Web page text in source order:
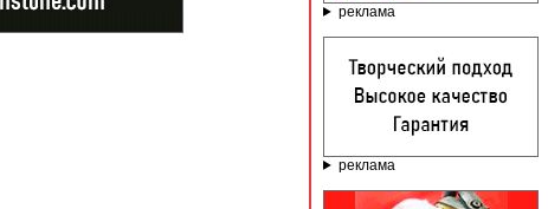
реклама
реклама